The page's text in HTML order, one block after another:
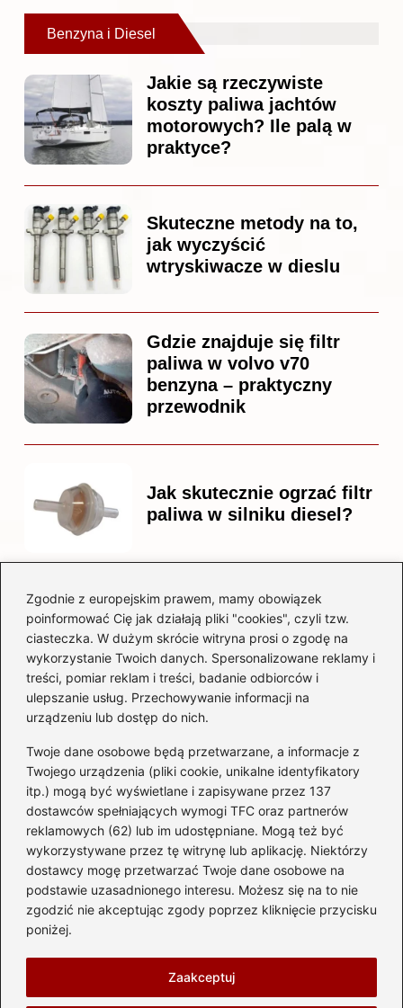
Zgodnie z europejskim prawem, mamy obowiązek
poinformować Cię jak działają pliki "cookies", czyli tzw.
ciasteczka. W dużym skrócie witryna prosi o zgodę na
wykorzystanie Twoich danych. Spersonalizowane reklamy i
treści, pomiar reklam i treści, badanie odbiorców i
ulepszanie usług. Przechowywanie informacji na
urządzeniu lub dostęp do nich.
Twoje dane osobowe będą przetwarzane, a informacje z
Twojego urządzenia (pliki cookie, unikalne identyfikatory
itp.) mogą być wyświetlane i zapisywane przez 137
dostawców spełniających wymogi TFC oraz partnerów
reklamowych (62) lub im udostępniane. Mogą też być
wykorzystywane przez tę witrynę lub aplikację. Niektórzy
dostawcy mogę przetwarzać Twoje dane osobowe na
podstawie uzasadnionego interesu. Możesz się na to nie
zgodzić nie akceptując zgody poprzez kliknięcie przycisku
poniżej.
Zaakceptuj
Benzyna i Diesel
Jakie są rzeczywiste
koszty paliwa jachtów
motorowych? Ile palą w
praktyce?
Skuteczne metody na to,
jak wyczyścić
wtryskiwacze w dieslu
Gdzie znajduje się filtr
paliwa w volvo v70
benzyna – praktyczny
przewodnik
Jak skutecznie ogrzać filtr
paliwa w silniku diesel?
Czy warto kupować
diesla? Przewodnik dla
przyszłych właścicieli
Kategorie
Akumulator(74)
Benzyna i Diesel(87)
Motocykle(49)
Opony(81)
Prawo jazdy(77)
Samochody(238)
Silnik(83)